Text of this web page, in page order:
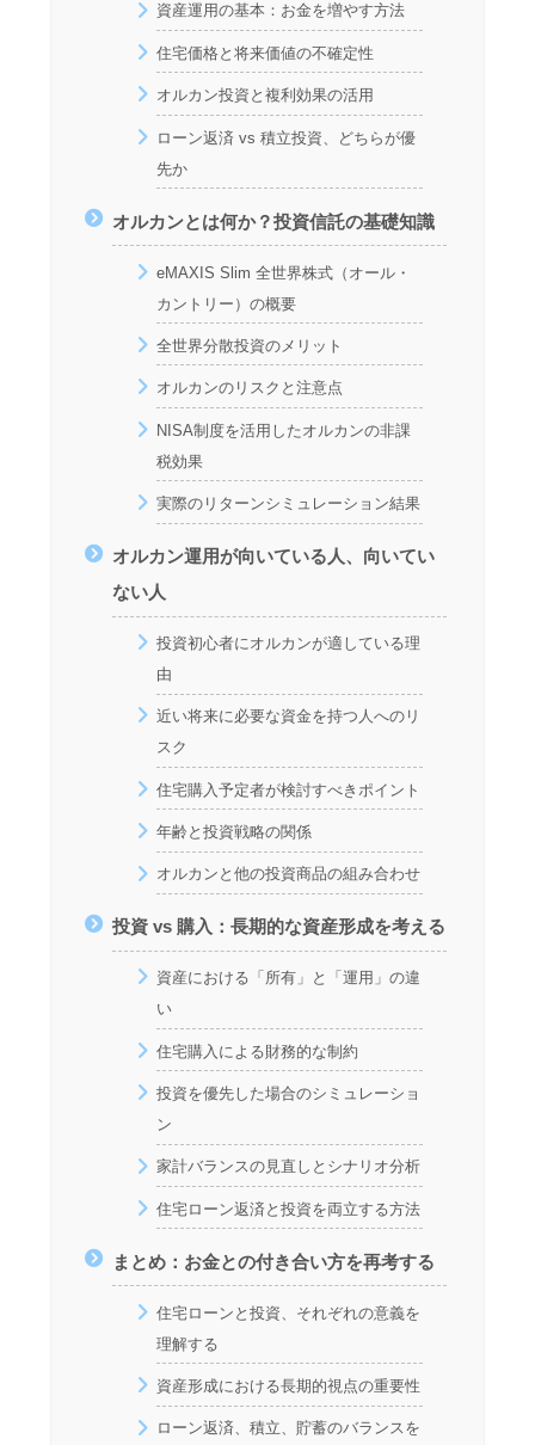
資産運用の基本：お金を増やす方法
住宅価格と将来価値の不確定性
オルカン投資と複利効果の活用
ローン返済 vs 積立投資、どちらが優
先か
オルカンとは何か？投資信託の基礎知識
eMAXIS Slim 全世界株式（オール・
カントリー）の概要
全世界分散投資のメリット
オルカンのリスクと注意点
NISA制度を活用したオルカンの非課
税効果
実際のリターンシミュレーション結果
オルカン運用が向いている人、向いてい
ない人
投資初心者にオルカンが適している理
由
近い将来に必要な資金を持つ人へのリ
スク
住宅購入予定者が検討すべきポイント
年齢と投資戦略の関係
オルカンと他の投資商品の組み合わせ
投資 vs 購入：長期的な資産形成を考える
資産における「所有」と「運用」の違
い
住宅購入による財務的な制約
投資を優先した場合のシミュレーショ
ン
家計バランスの見直しとシナリオ分析
住宅ローン返済と投資を両立する方法
まとめ：お金との付き合い方を再考する
住宅ローンと投資、それぞれの意義を
理解する
資産形成における長期的視点の重要性
ローン返済、積立、貯蓄のバランスを